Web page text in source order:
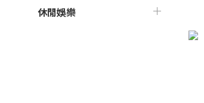
休閒娛樂